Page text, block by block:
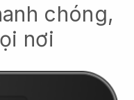
chóng,
nơi